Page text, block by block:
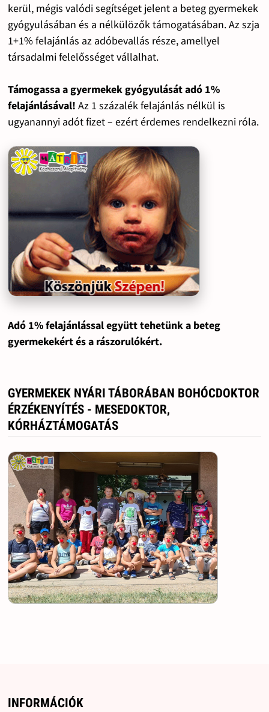
kerül, mégis valódi segítséget jelent a beteg gyermekek
gyógyulásában és a nélkülözők támogatásában. Az szja
1+1% felajánlás az adóbevallás része, amellyel
társadalmi felelősséget vállalhat.
Támogassa a gyermekek gyógyulását adó 1%
felajánlásával! Az 1 százalék felajánlás nélkül is
ugyanannyi adót fizet – ezért érdemes rendelkezni róla.
Adó 1% felajánlással együtt tehetünk a beteg
gyermekekért és a rászorulókért.
GYERMEKEK NYÁRI TÁBORÁBAN BOHÓCDOKTOR
ÉRZÉKENYÍTÉS - MESEDOKTOR,
KÓRHÁZTÁMOGATÁS
INFORMÁCIÓK